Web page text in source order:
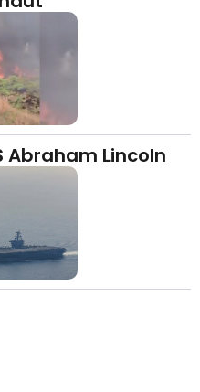
Abraham Lincoln